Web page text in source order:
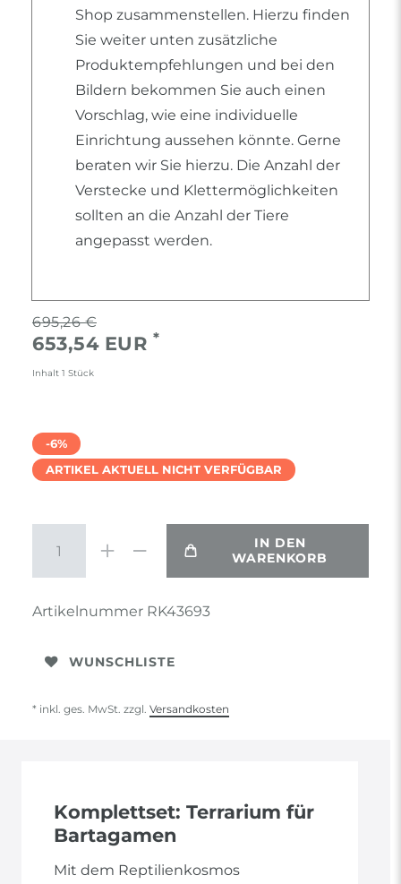
Shop zusammenstellen. Hierzu finden
Sie weiter unten zusätzliche
Produktempfehlungen und bei den
Bildern bekommen Sie auch einen
Vorschlag, wie eine individuelle
Einrichtung aussehen könnte. Gerne
beraten wir Sie hierzu. Die Anzahl der
Verstecke und Klettermöglichkeiten
sollten an die Anzahl der Tiere
angepasst werden.
695,26 €
653,54 EUR *
Inhalt 1 Stück
-6%
ARTIKEL AKTUELL NICHT VERFÜGBAR
IN DEN
WARENKORB
Artikelnummer RK43693
WUNSCHLISTE
* inkl. ges. MwSt. zzgl. Versandkosten
Komplettset: Terrarium für
Bartagamen
Mit dem Reptilienkosmos